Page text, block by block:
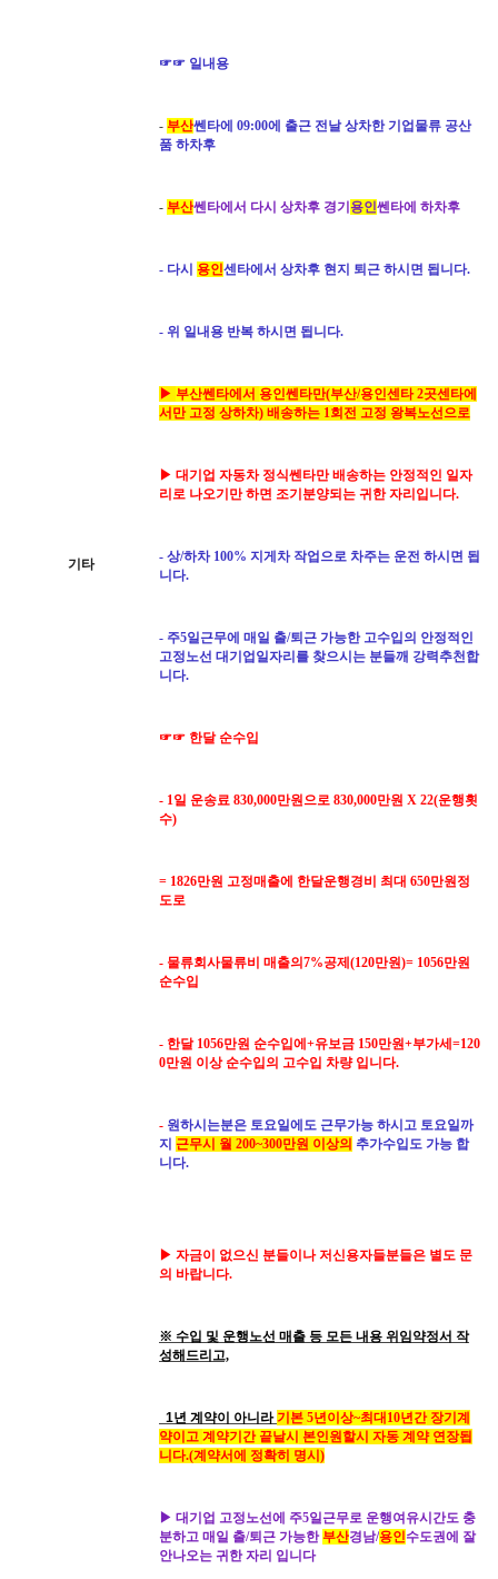
기타
☞☞ 일내용
- 부산쎈타에 09:00에 출근 전날 상차한 기업물류 공산
품 하차후
- 부산쎈타에서 다시 상차후 경기 용인쎈타에 하차후
- 다시 용인센타에서 상차후 현지 퇴근 하시면 됩니다.
- 위 일내용 반복 하시면 됩니다.
▶ 부산쎈타에서 용인쎈타만(부산/용인센타 2곳센타에
서만 고정 상하차) 배송하는 1회전 고정 왕복노선으로
▶ 대기업 자동차 정식쎈타만 배송하는 안정적인 일자
리로 나오기만 하면 조기분양되는 귀한 자리입니다.
- 상/하차 100% 지게차 작업으로 차주는 운전 하시면 됩
니다.
- 주5일근무에 매일 출/퇴근 가능한 고수입의 안정적인
고정노선 대기업일자리를 찾으시는 분들깨 강력추천합
니다.
☞☞ 한달 순수입
- 1일 운송료 830,000만원으로 830,000만원 X 22(운행횟
수)
= 1826만원 고정매출에 한달운행경비 최대 650만원정
도로
- 물류회사물류비 매출의7%공제(120만원)= 1056만원
순수입
- 한달 1056만원 순수입에+유보금 150만원+부가세=120
0만원 이상 순수입의 고수입 차량 입니다.
- 원하시는분은 토요일에도 근무가능 하시고 토요일까
지 근무시 월 200~300만원 이상의 추가수입도 가능 합
니다.
▶ 자금이 없으신 분들이나 저신용자들분들은 별도 문
의 바랍니다.
※ 수입 및 운행노선 매출 등 모든 내용 위임약정서 작
성해드리고,
1년 계약이 아니라기본 5년이상~최대10년간장기계
약이고 계약기간 끝날시 본인원할시 자동 계약 연장됩
니다.(계약서에 정확히 명시)
▶ 대기업 고정노선에 주5일근무로 운행여유시간도 충
분하고 매일 출/퇴근 가능한부산경남/용인수도권에 잘
안나오는 귀한 자리 입니다